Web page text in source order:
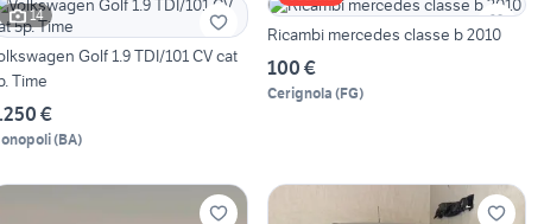
14
Golf 1.9 TDI/101 CV cat
Time
€
(BA)
Ricambi mercedes classe b 2010
100 €
Cerignola (FG)